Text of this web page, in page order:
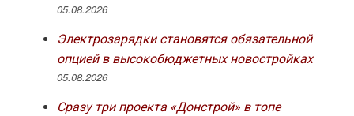
05.08.2026
Электрозарядки становятся обязательной
опцией в высокобюджетных новостройках
05.08.2026
Сразу три проекта «Донстрой» в топе